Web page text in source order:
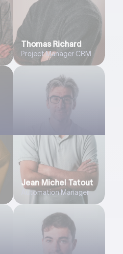
Thomas Richard
Project Manager CRM
Jean Michel Tatout
Automation Manager